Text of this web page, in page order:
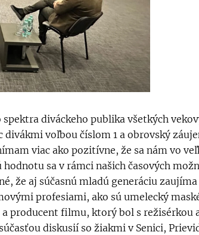
diváckeho publika všetkých
voľbou číslom 1 a obrovský
viac ako pozitívne, že sa nám vo
sa v rámci našich časových
že aj súčasnú mladú generáciu zaujíma
profesiami, ako sú umelecký
producent filmu, ktorý bol s režisérkou
diskusií so žiakmi v Senici,